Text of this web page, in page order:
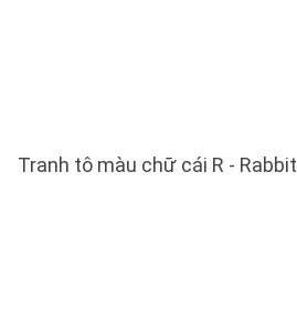
Tranh tô màu chữ cái R - Rabbit